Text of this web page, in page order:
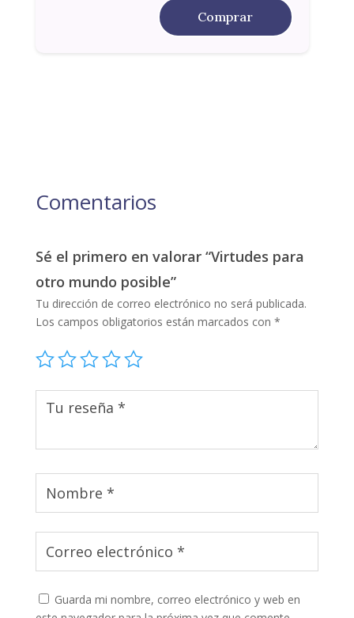
Comprar
Comentarios
Sé el primero en valorar “Virtudes para
otro mundo posible”
Tu dirección de correo electrónico no será publicada.
Los campos obligatorios están marcados con *
Guarda mi nombre, correo electrónico y web en